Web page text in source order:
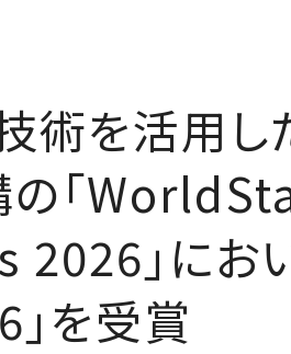
術を活用
「
2026 」にお
」を受賞